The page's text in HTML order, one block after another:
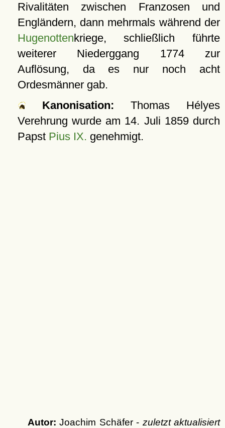
Rivalitäten zwischen Franzosen und
Engländern, dann mehrmals während der
Hugenottenkriege, schließlich führte
weiterer Niederggang 1774 zur
Auflösung, da es nur noch acht
Ordesmänner gab.
Kanonisation: Thomas Hélyes
Verehrung wurde am 14. Juli 1859durch
Papst Pius IX. genehmigt.
Autor: Joachim Schäfer - zuletzt aktualisiert